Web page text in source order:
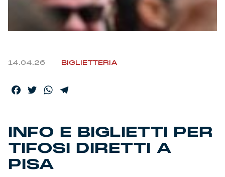
Helan x Genoa
Gift Card Online Store
Fortissimo batte il mio cuor
14.04.26 BIGLIETTERIA
Facebook
TwitterWhatsApp
INFO E BIGLIETTI PER
TIFOSI DIRETTI A
PISA